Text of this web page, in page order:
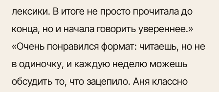
лексики. В итоге не просто прочитала до
конца, но и начала говорить увереннее.»
«Очень понравился формат: читаешь, но не
в одиночку, и каждую неделю можешь
обсудить то, что зацепило. Аня классно